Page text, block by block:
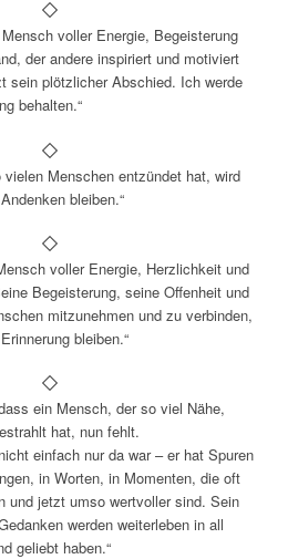
voller Energie, Begeisterung
der andere inspiriert und motiviert
sein plötzlicher Abschied. Ich werde
behalten.“
vielen Menschen entzündet hat, wird
bleiben.“
voller Energie, Herzlichkeit und
Begeisterung, seine Offenheit und
mitzunehmen und zu verbinden,
bleiben.“
ein Mensch, der so viel Nähe,
hat, nun fehlt.
einfach nur da war – er hat Spuren
in Worten, in Momenten, die oft
und jetzt umso wertvoller sind. Sein
werden weiterleben in all
geliebt haben.“